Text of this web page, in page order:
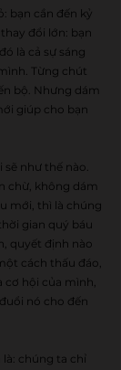
bạn cần đến kỷ
đổi lớn: bạn
là cả sự sáng
Từng chút
bộ. Nhưng dám
giúp cho bạn
như thế nào.
chừ, không dám
mới, thì là chúng
gian quý báu
quyết định nào
cách thấu đáo,
cơ hội của mình,
nó cho đến
chúng ta chỉ